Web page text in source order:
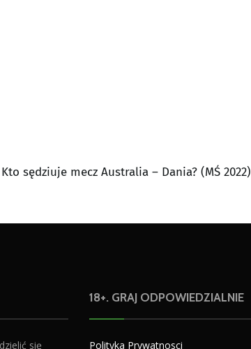
Kto sędziuje mecz Australia – Dania? (MŚ 2022)
się
18+. GRAJ ODPOWIEDZIALNIE
Polityka Prywatnosci